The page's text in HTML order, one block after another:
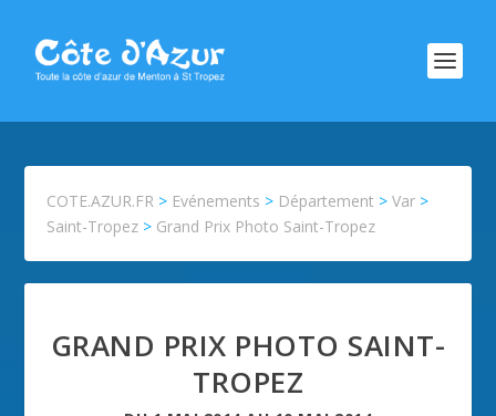
COTE.AZUR.FR > Evénements > Département >Var >
Saint-Tropez > Grand Prix Photo Saint-Tropez
GRAND PRIX PHOTO SAINT-
TROPEZ